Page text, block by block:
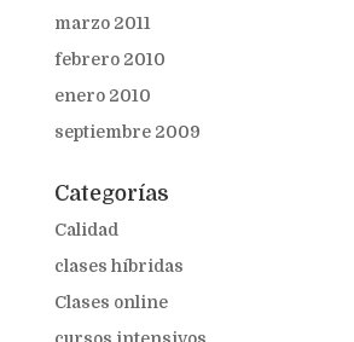
marzo 2011
febrero 2010
enero 2010
septiembre 2009
Categorías
Calidad
clases híbridas
Clases online